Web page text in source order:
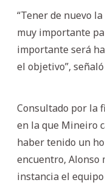
“Tener de nuevo
muy importante
importante será
el objetivo”,
Consultado por la
en la que Mineiro
haber tenido un
encuentro, Alonso
instancia el equipo